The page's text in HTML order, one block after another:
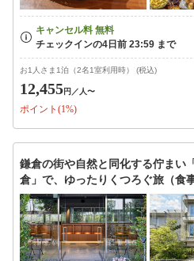
お1人さま1泊（2名1室利用時） (税込)
12,455円 ／人〜
ポイント(1%)
鎌倉の街や自然と同化する佇まい
倉」で、ゆったりくつろぐ旅（食